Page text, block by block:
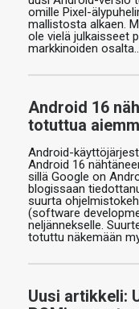
omille Pixel-
mallistosta alkaen.
ole vielä julkaisseet
markkinoiden
Android 16
totuttua
Android-
Android 16
sillä Google on
blogissaan
suurta
(software
neljännekselle.
totuttu näkemään
Uusi artikkeli: